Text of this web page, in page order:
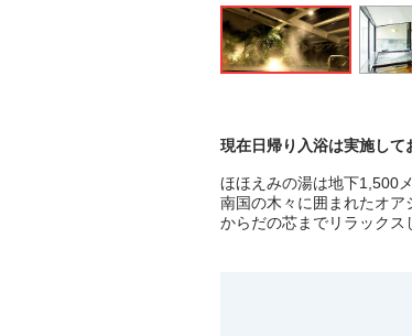
現在日帰り入浴は実施して
ほほえみの湯は地下1,500
南国の木々に囲まれたオ
からだの芯までリラックス